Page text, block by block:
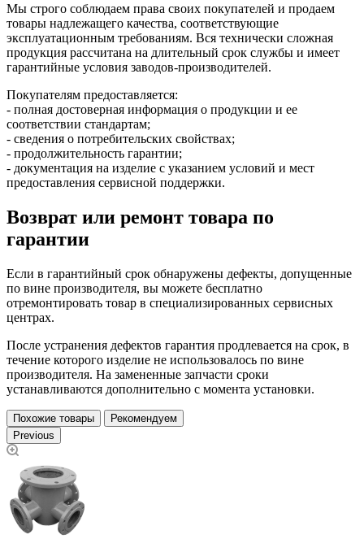
Мы строго соблюдаем права своих покупателей и продаем
товары надлежащего качества, соответствующие
эксплуатационным требованиям. Вся технически сложная
продукция рассчитана на длительный срок службы и имеет
гарантийные условия заводов-производителей.
Покупателям предоставляется:
- полная достоверная информация о продукции и ее
соответствии стандартам;
- сведения о потребительских свойствах;
- продолжительность гарантии;
- документация на изделие с указанием условий и мест
предоставления сервисной поддержки.
Возврат или ремонт товара по
гарантии
Если в гарантийный срок обнаружены дефекты, допущенные
по вине производителя, вы можете бесплатно
отремонтировать товар в специализированных сервисных
центрах.
После устранения дефектов гарантия продлевается на срок, в
течение которого изделие не использовалось по вине
производителя. На замененные запчасти сроки
устанавливаются дополнительно с момента установки.
Похожие товары
Рекомендуем
Previous